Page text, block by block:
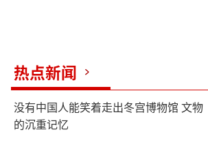
热点新闻
没有中国人能笑着走出冬宫博物馆 文物
的沉重记忆